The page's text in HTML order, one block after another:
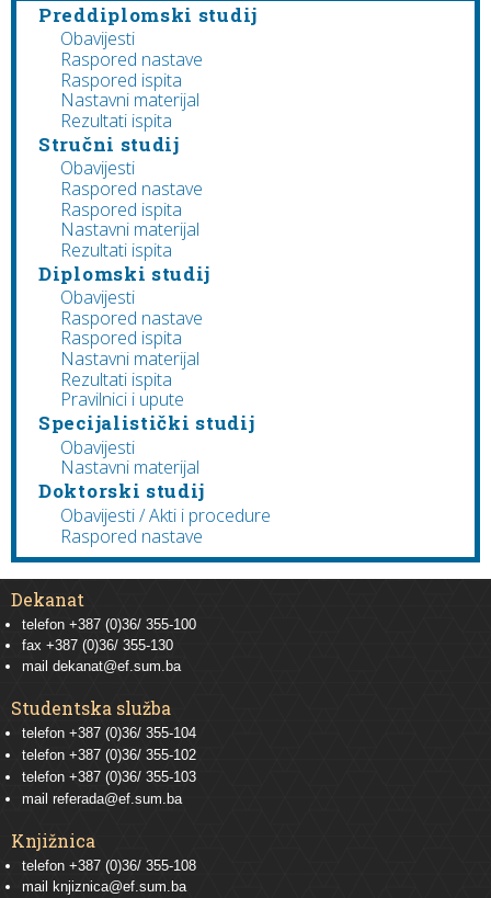
Preddiplomski studij
Obavijesti
Raspored nastave
Raspored ispita
Nastavni materijal
Rezultati ispita
Stručni studij
Obavijesti
Raspored nastave
Raspored ispita
Nastavni materijal
Rezultati ispita
Diplomski studij
Obavijesti
Raspored nastave
Raspored ispita
Nastavni materijal
Rezultati ispita
Pravilnici i upute
Specijalistički studij
Obavijesti
Nastavni materijal
Doktorski studij
Obavijesti / Akti i procedure
Raspored nastave
Dekanat
telefon +387 (0)36/ 355-100
fax +387 (0)36/ 355-130
mail dekanat@ef.sum.ba
Studentska služba
telefon +387 (0)36/ 355-104
telefon +387 (0)36/ 355-102
telefon +387 (0)36/ 355-103
mail referada@ef.sum.ba
Knjižnica
telefon +387 (0)36/ 355-108
mail knjiznica@ef.sum.ba